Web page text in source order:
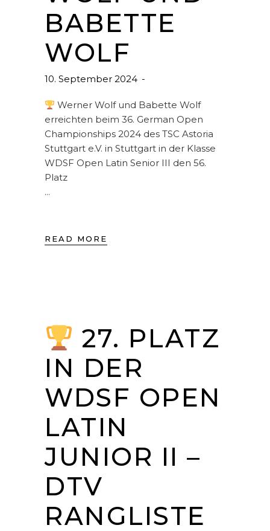
BABETTE
WOLF
10. September 2024
Werner Wolf und Babette Wolf
erreichten beim 36. German Open
Championships 2024 des TSC Astoria
Stuttgart e.V. in Stuttgart in der Klasse
WDSF Open Latin Senior III den 56.
Platz
READ MORE
27. PLATZ
IN DER
WDSF OPEN
LATIN
JUNIOR II –
DTV
RANGLISTE